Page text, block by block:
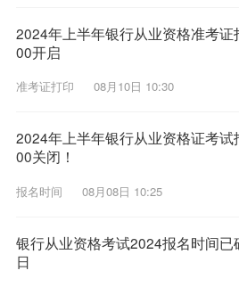
2024年上半年银行从业资格准考证
00开启
准考证打印 08月10日 10:30
2024年上半年银行从业资格证考试
00关闭！
报名时间 08月08日 10:25
银行从业资格考试2024报名时间
日